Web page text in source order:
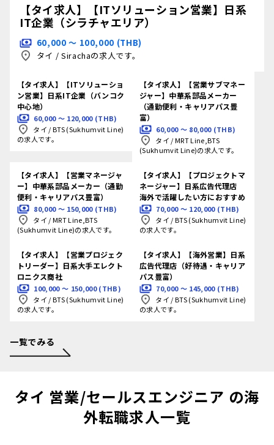
【タイ求人】【ITソリューション営業】日系
IT企業（シラチャエリア）
60,000 〜 100,000 (THB)
タイ / Sirachaの求人です。
【タイ求人】【ITソリューショ
ン営業】日系IT企業（バンコク
中心地）
60,000 〜 120,000 (THB)
タイ /BTS (Sukhumvit Line)
の求人です。
【タイ求人】【営業サブマネー
ジャー】中華系部品メーカー
（通勤便利・キャリアパス豊
富）
60,000 〜 80,000 (THB)
タイ /MRT Line,BTS
(Sukhumvit Line)の求人です。
【タイ求人】【営業マネージャ
ー】中華系部品メーカー（通勤
便利・キャリアパス豊富）
80,000 〜 150,000 (THB)
タイ /MRT Line,BTS
(Sukhumvit Line)の求人です。
【タイ求人】【プロジェクトマ
ネージャー】日系広告代理店
海外で活躍したい方におすすめ
70,000 〜 120,000 (THB)
タイ /BTS (Sukhumvit Line)
の求人です。
【タイ求人】【営業プロジェク
トリーダー】日系大手エレクト
ロニクス商社
100,000 〜 150,000 (THB)
タイ /BTS (Sukhumvit Line)
の求人です。
【タイ求人】【海外営業】日系
広告代理店（好待遇・キャリア
パス豊富）
70,000 〜 145,000 (THB)
タイ /BTS (Sukhumvit Line)
の求人です。
一覧でみる
タイ 営業/セールスエンジニア の海
外転職求人一覧